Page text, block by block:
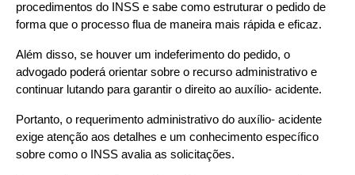
procedimentos do INSS e sabe como estruturar o pedido de
forma que o processo flua de maneira mais rápida e eficaz.
Além disso, se houver um indeferimento do pedido, o
advogado poderá orientar sobre o recurso administrativo e
continuar lutando para garantir o direito ao auxílio- acidente.
Portanto, o requerimento administrativo do auxílio- acidente
exige atenção aos detalhes e um conhecimento específico
sobre como o INSS avalia as solicitações.